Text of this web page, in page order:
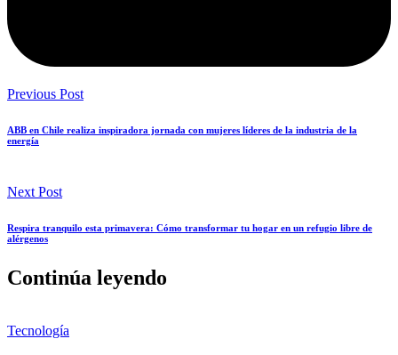
Previous Post
ABB en Chile realiza inspiradora jornada con mujeres líderes de la industria de la
energía
Next Post
Respira tranquilo esta primavera: Cómo transformar tu hogar en un refugio libre de
alérgenos
Continúa leyendo
Tecnología